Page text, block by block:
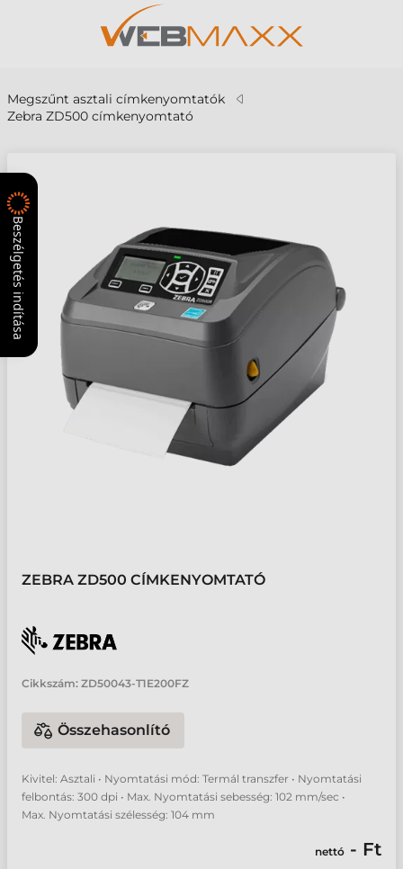
Megszűnt asztali címkenyomtatók
Zebra ZD500 címkenyomtató
ZEBRA ZD500 CÍMKENYOMTATÓ
Cikkszám: ZD50043-T1E200FZ
Összehasonlító
Kivitel: Asztali • Nyomtatási mód: Termál transzfer • Nyomtatási
felbontás: 300 dpi • Max. Nyomtatási sebesség: 102 mm/sec •
Max. Nyomtatási szélesség: 104 mm
nettó - Ft
Beszélgetés indítása